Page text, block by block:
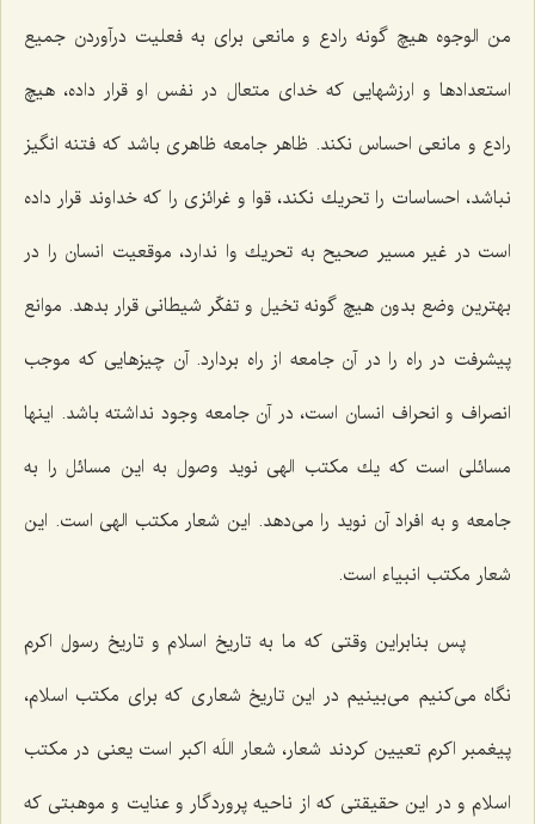
من الوجوه هیچ گونه رادع و مانعی برای به فعلیت درآوردن جمیع
استعدادها و ارزشهایی كه خدای متعال در نفس او قرار داده، هیچ
رادع و مانعی احساس نكند. ظاهر جامعه ظاهری باشد كه فتنه انگیز
نباشد، احساسات را تحریك نكند، قوا و غرائزی را كه خداوند قرار داده
است در غیر مسیر صحیح به تحریك وا ندارد، موقعیت انسان را در
بهترین وضع بدون هیچ گونه تخیل و تفكّر شیطانی قرار بدهد. موانع
پیشرفت در راه را در آن جامعه از راه بردارد. آن چیزهایی كه موجب
انصراف و انحراف انسان است، در آن جامعه وجود نداشته باشد. اینها
مسائلی است كه یك مكتب الهی نوید وصول به این مسائل را به
جامعه و به افراد آن نوید را می‌دهد. این شعار مكتب الهی است. این
شعار مكتب انبیاء است.
پس بنابراین وقتی كه ما به تاریخ اسلام و تاریخ رسول اكرم
نگاه می‌كنیم می‌بینیم در این تاریخ شعاری كه برای مكتب اسلام،
پیغمبر اكرم تعیین كردند شعار، شعار اللَه اكبر است یعنی در مكتب
اسلام و در این حقیقتی كه از ناحیه پروردگار و عنایت و موهبتی كه